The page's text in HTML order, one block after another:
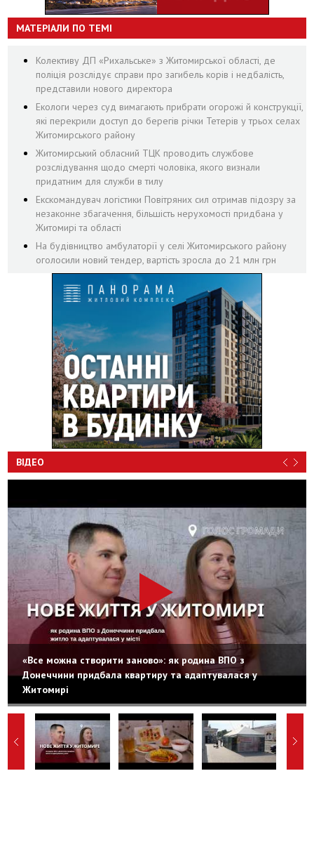
МАТЕРІАЛИ ПО ТЕМІ
Колективу ДП «Рихальське» з Житомирської області, де
поліція розслідує справи про загибель корів і недбалість,
представили нового директора
Екологи через суд вимагають прибрати огорожі й конструкції,
які перекрили доступ до берегів річки Тетерів у трьох селах
Житомирського району
Житомирський обласний ТЦК проводить службове
розслідування щодо смерті чоловіка, якого визнали
придатним для служби в тилу
Екскомандувач логістики Повітряних сил отримав підозру за
незаконне збагачення, більшість нерухомості придбана у
Житомирі та області
На будівництво амбулаторії у селі Житомирського району
оголосили новий тендер, вартість зросла до 21 млн грн
ВІДЕО
«Все можна створити заново»: як родина ВПО з
Донеччини придбала квартиру та адаптувалася у
Житомирі